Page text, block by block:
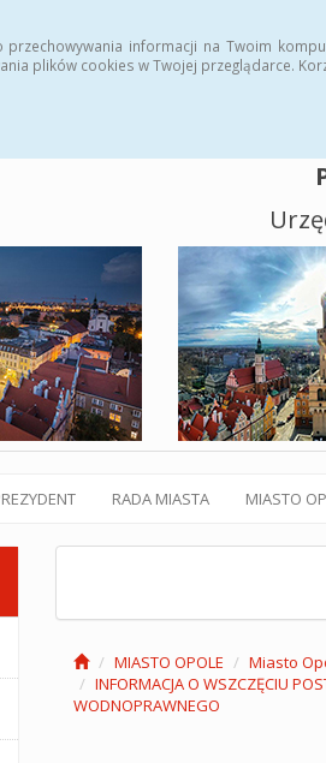
informacji na Twoim
plików cookies w Twojej przeglądarce.
RADA MIASTA MIASTO
MIASTO OPOLE Miasto
INFORMACJA O WSZCZĘCIU
WODNOPRAWNEGO